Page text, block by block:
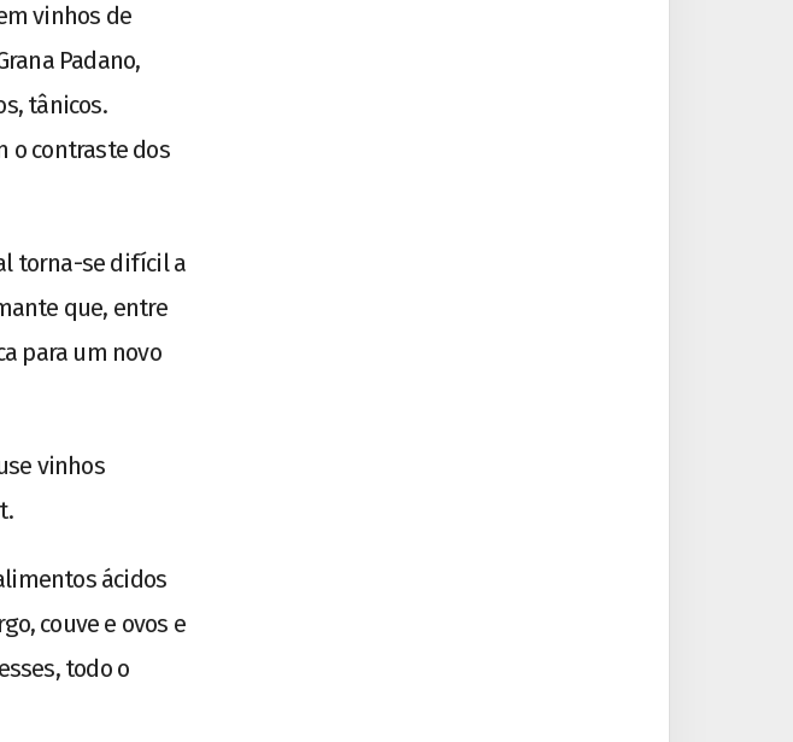
vinhos de
Padano,
tânicos.
o contraste dos
torna-se difícil a
que, entre
para um novo
vinhos
ácidos
couve e ovos e
todo o